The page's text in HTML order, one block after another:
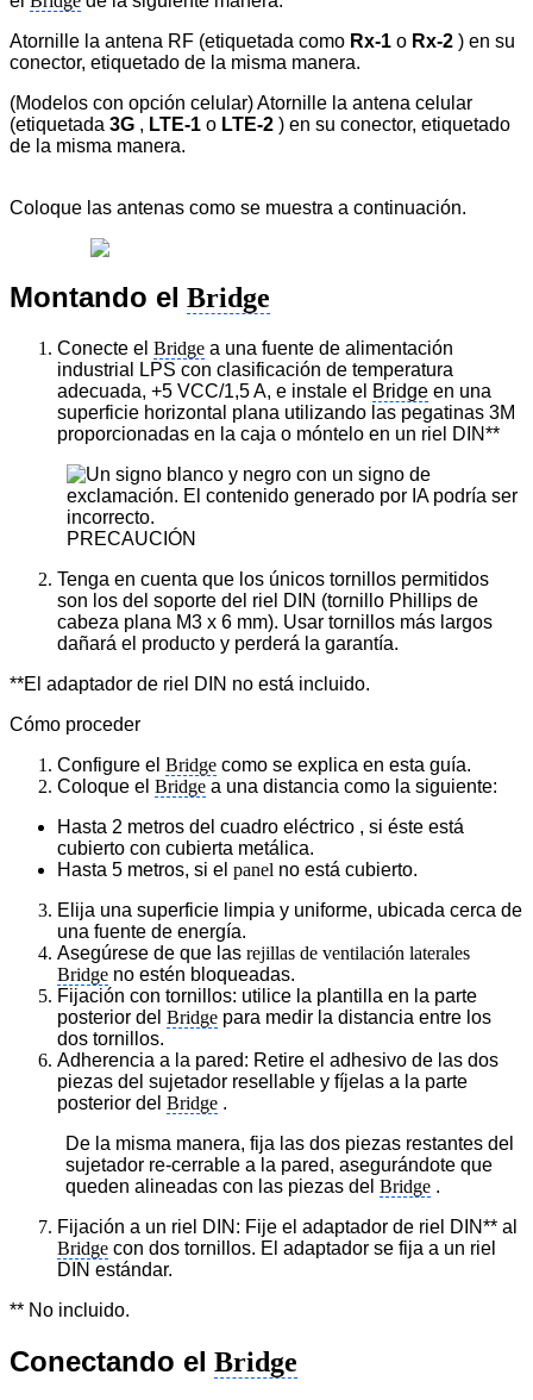
Atornille la antena RF (etiquetada como Rx-1 o Rx-2 ) en su
conector, etiquetado de la misma manera.
(Modelos con opción celular) Atornille la antena celular
(etiquetada 3G , LTE-1 o LTE-2 ) en su conector, etiquetado
de la misma manera.
Coloque las antenas como se muestra a continuación.
Montando el Bridge
Conecte el Bridge a una fuente de alimentación
industrial LPS con clasificación de temperatura
adecuada, +5 VCC/1,5 A, e instale el Bridge en una
superficie horizontal plana utilizando las pegatinas 3M
proporcionadas en la caja o móntelo en un riel DIN**
PRECAUCIÓN
Tenga en cuenta que los únicos tornillos permitidos
son los del soporte del riel DIN (tornillo Phillips de
cabeza plana M3 x 6 mm). Usar tornillos más largos
dañará el producto y perderá la garantía.
**El adaptador de riel DIN no está incluido.
Cómo proceder
Configure el Bridge como se explica en esta guía.
Coloque el Bridge a una distancia como la siguiente:
Hasta 2 metros del cuadro eléctrico , si éste está
cubierto con cubierta metálica.
Hasta 5 metros, si el panel no está cubierto.
Elija una superficie limpia y uniforme, ubicada cerca de
una fuente de energía.
Asegúrese de que las rejillas de ventilación laterales
Bridge no estén bloqueadas.
Fijación con tornillos: utilice la plantilla en la parte
posterior del Bridge para medir la distancia entre los
dos tornillos.
Adherencia a la pared: Retire el adhesivo de las dos
piezas del sujetador resellable y fíjelas a la parte
posterior del Bridge .
De la misma manera, fija las dos piezas restantes del
sujetador re-cerrable a la pared, asegurándote que
queden alineadas con las piezas del Bridge .
Fijación a un riel DIN: Fije el adaptador de riel DIN** al
Bridge con dos tornillos. El adaptador se fija a un riel
DIN estándar.
** No incluido.
Conectando el Bridge